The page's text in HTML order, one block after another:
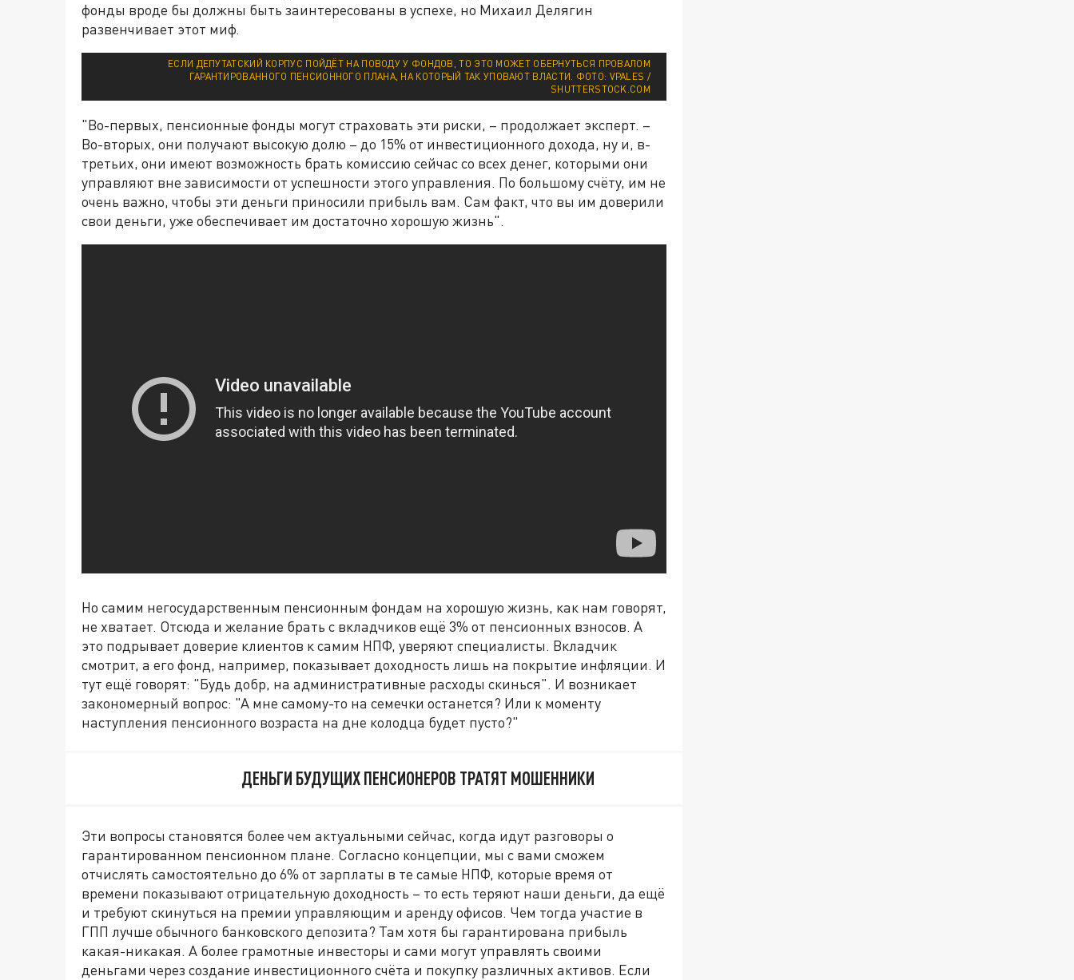
фонды вроде бы должны быть заинтересованы в успехе, но Михаил Делягин
развенчивает этот миф.
ЕСЛИ ДЕПУТАТСКИЙ КОРПУС ПОЙДЁТ НА ПОВОДУ У ФОНДОВ, ТО ЭТО МОЖЕТ ОБЕРНУТЬСЯ ПРОВАЛОМ
ГАРАНТИРОВАННОГО ПЕНСИОННОГО ПЛАНА, НА КОТОРЫЙ ТАК УПОВАЮТ ВЛАСТИ. ФОТО: VPALES /
SHUTTERSTOCK.COM
"Во-первых, пенсионные фонды могут страховать эти риски, – продолжает эксперт. –
Во-вторых, они получают высокую долю – до 15% от инвестиционного дохода, ну и, в-
третьих, они имеют возможность брать комиссию сейчас со всех денег, которыми они
управляют вне зависимости от успешности этого управления. По большому счёту, им не
очень важно, чтобы эти деньги приносили прибыль вам. Сам факт, что вы им доверили
свои деньги, уже обеспечивает им достаточно хорошую жизнь".
Но самим негосударственным пенсионным фондам на хорошую жизнь, как нам говорят,
не хватает. Отсюда и желание брать с вкладчиков ещё 3% от пенсионных взносов. А
это подрывает доверие клиентов к самим НПФ, уверяют специалисты. Вкладчик
смотрит, а его фонд, например, показывает доходность лишь на покрытие инфляции. И
тут ещё говорят: "Будь добр, на административные расходы скинься". И возникает
закономерный вопрос: "А мне самому-то на семечки останется? Или к моменту
наступления пенсионного возраста на дне колодца будет пусто?"
ДЕНЬГИ БУДУЩИХ ПЕНСИОНЕРОВ ТРАТЯТ МОШЕННИКИ
Эти вопросы становятся более чем актуальными сейчас, когда идут разговоры о
гарантированном пенсионном плане. Согласно концепции, мы с вами сможем
отчислять самостоятельно до 6% от зарплаты в те самые НПФ, которые время от
времени показывают отрицательную доходность – то есть теряют наши деньги, да ещё
и требуют скинуться на премии управляющим и аренду офисов. Чем тогда участие в
ГПП лучше обычного банковского депозита? Там хотя бы гарантирована прибыль
какая-никакая. А более грамотные инвесторы и сами могут управлять своими
деньгами через создание инвестиционного счёта и покупку различных активов. Если